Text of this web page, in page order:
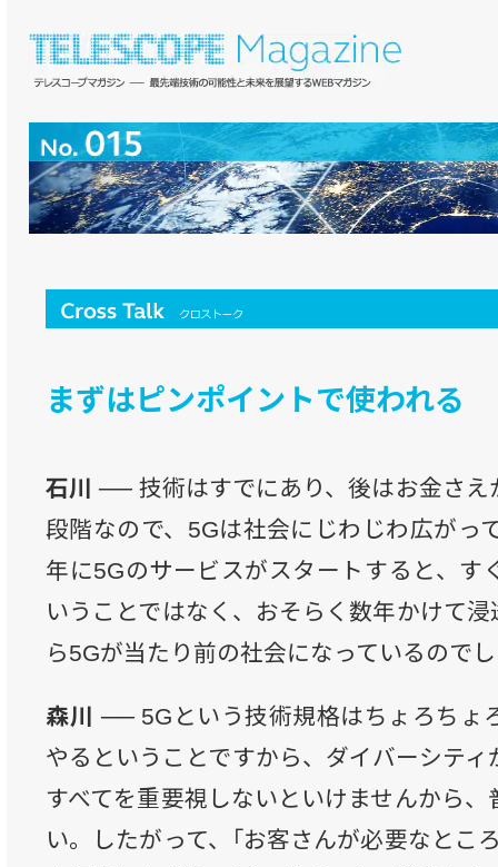
まずはピンポイントで使われる
石川 ──技術はすでにあり、後はお金さ
段階なので、5Gは社会にじわじわ広がっ
年に5Gのサービスがスタートすると、す
いうことではなく、おそらく数年かけて
ら5Gが当たり前の社会になっているので
森川 ── 5Gという技術規格はちょろちょ
やるということですから、ダイバーシテ
すべてを重要視しないといけませんから
い。したがって、「お客さんが必要なとこ